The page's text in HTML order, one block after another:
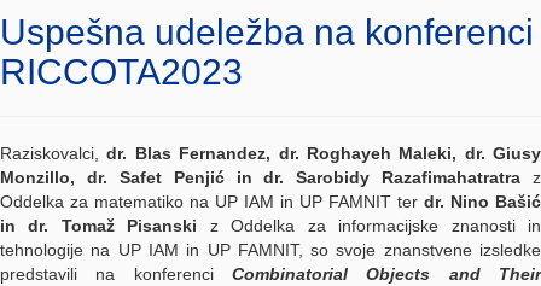
Uspešna udeležba na konferenci
RICCOTA2023
Raziskovalci,dr. Blas Fernandez, dr. Roghayeh Maleki, dr. Giusy
Monzillo, dr. Safet Penjić in dr. Sarobidy Razafimahatratra z
Oddelka za matematiko na UP IAM in UP FAMNIT ter dr. Nino Bašić
in dr. Tomaž Pisanski z Oddelka za informacijske znanosti in
tehnologije na UP IAM in UP FAMNIT, so svoje znanstvene izsledke
predstavili na konferenci Combinatorial Objects and Their